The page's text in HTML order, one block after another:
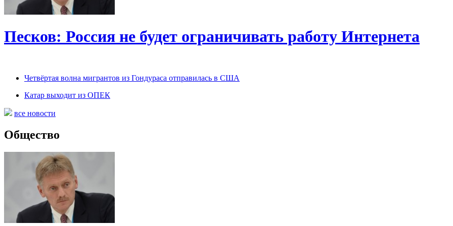
Песков: Россия не будет ограничивать работу Интернета
Четвёртая волна мигрантов из Гондураса отправилась в США
Катар выходит из ОПЕК
все новости
Общество